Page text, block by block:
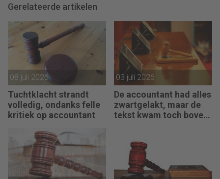
Gerelateerde artikelen
08 juli 2026
Tuchtklacht strandt
volledig, ondanks felle
kritiek op accountant
03 juli 2026
De accountant had alles
zwartgelakt, maar de
tekst kwam toch boven